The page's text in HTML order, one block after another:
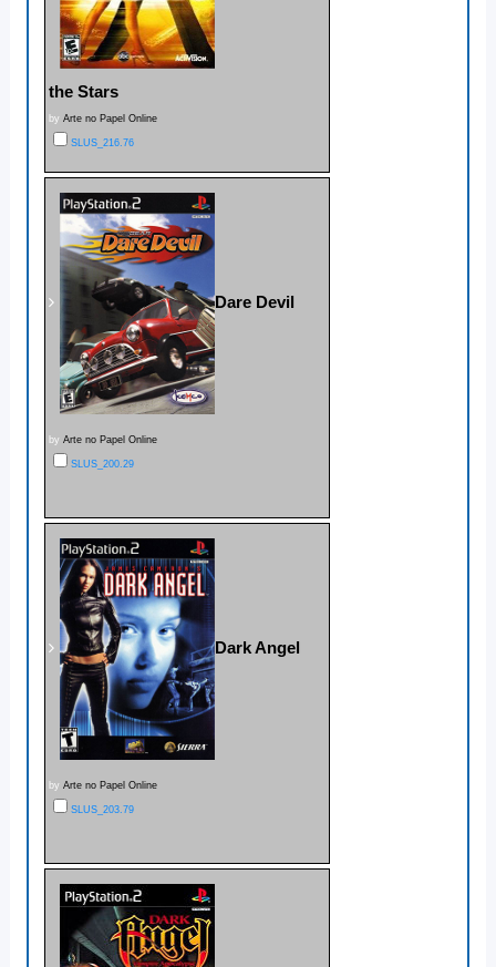
the Stars
by Arte no Papel Online
SLUS_216.76
Dare Devil
by Arte no Papel Online
SLUS_200.29
Dark Angel
by Arte no Papel Online
SLUS_203.79